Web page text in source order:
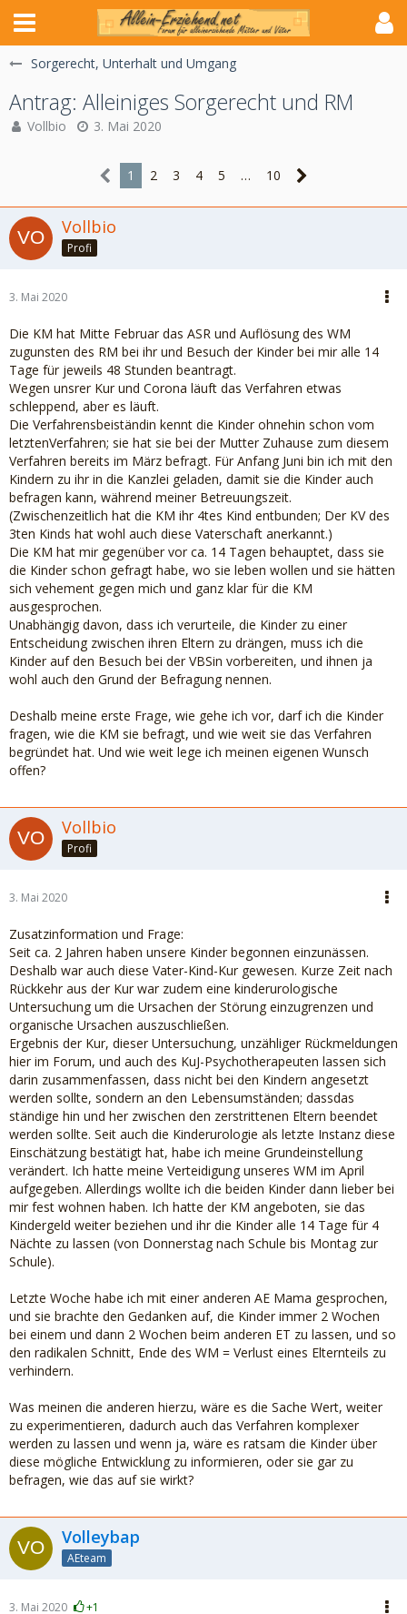
Sorgerecht, Unterhalt und Umgang
Antrag: Alleiniges Sorgerecht und RM
Vollbio 3. Mai 2020
1 2 3 4 5 … 10
Vollbio
Profi
3. Mai 2020
Die KM hat Mitte Februar das ASR und Auflösung des WM
zugunsten des RM bei ihr und Besuch der Kinder bei mir alle 14
Tage für jeweils 48 Stunden beantragt.
Wegen unsrer Kur und Corona läuft das Verfahren etwas
schleppend, aber es läuft.
Die Verfahrensbeiständin kennt die Kinder ohnehin schon vom
letztenVerfahren; sie hat sie bei der Mutter Zuhause zum diesem
Verfahren bereits im März befragt. Für Anfang Juni bin ich mit den
Kindern zu ihr in die Kanzlei geladen, damit sie die Kinder auch
befragen kann, während meiner Betreuungszeit.
(Zwischenzeitlich hat die KM ihr 4tes Kind entbunden; Der KV des
3ten Kinds hat wohl auch diese Vaterschaft anerkannt.)
Die KM hat mir gegenüber vor ca. 14 Tagen behauptet, dass sie
die Kinder schon gefragt habe, wo sie leben wollen und sie hätten
sich vehement gegen mich und ganz klar für die KM
ausgesprochen.
Unabhängig davon, dass ich verurteile, die Kinder zu einer
Entscheidung zwischen ihren Eltern zu drängen, muss ich die
Kinder auf den Besuch bei der VBSin vorbereiten, und ihnen ja
wohl auch den Grund der Befragung nennen.
Deshalb meine erste Frage, wie gehe ich vor, darf ich die Kinder
fragen, wie die KM sie befragt, und wie weit sie das Verfahren
begründet hat. Und wie weit lege ich meinen eigenen Wunsch
offen?
Vollbio
Profi
3. Mai 2020
Zusatzinformation und Frage:
Seit ca. 2 Jahren haben unsere Kinder begonnen einzunässen.
Deshalb war auch diese Vater-Kind-Kur gewesen. Kurze Zeit nach
Rückkehr aus der Kur war zudem eine kinderurologische
Untersuchung um die Ursachen der Störung einzugrenzen und
organische Ursachen auszuschließen.
Ergebnis der Kur, dieser Untersuchung, unzähliger Rückmeldungen
hier im Forum, und auch des KuJ-Psychotherapeuten lassen sich
darin zusammenfassen, dass nicht bei den Kindern angesetzt
werden sollte, sondern an den Lebensumständen; dassdas
ständige hin und her zwischen den zerstrittenen Eltern beendet
werden sollte. Seit auch die Kinderurologie als letzte Instanz diese
Einschätzung bestätigt hat, habe ich meine Grundeinstellung
verändert. Ich hatte meine Verteidigung unseres WM im April
aufgegeben. Allerdings wollte ich die beiden Kinder dann lieber bei
mir fest wohnen haben. Ich hatte der KM angeboten, sie das
Kindergeld weiter beziehen und ihr die Kinder alle 14 Tage für 4
Nächte zu lassen (von Donnerstag nach Schule bis Montag zur
Schule).
Letzte Woche habe ich mit einer anderen AE Mama gesprochen,
und sie brachte den Gedanken auf, die Kinder immer 2 Wochen
bei einem und dann 2 Wochen beim anderen ET zu lassen, und so
den radikalen Schnitt, Ende des WM = Verlust eines Elternteils zu
verhindern.
Was meinen die anderen hierzu, wäre es die Sache Wert, weiter
zu experimentieren, dadurch auch das Verfahren komplexer
werden zu lassen und wenn ja, wäre es ratsam die Kinder über
diese mögliche Entwicklung zu informieren, oder sie gar zu
befragen, wie das auf sie wirkt?
Volleybap
AEteam
3. Mai 2020 +1